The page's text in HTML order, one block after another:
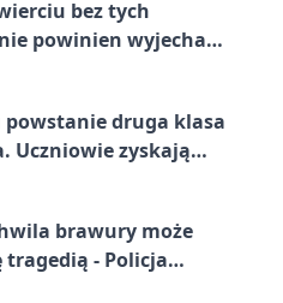
bez tych
powinien wyjechać
powstanie druga klasa
Uczniowie zyskają
brawury może
tragedią - Policja